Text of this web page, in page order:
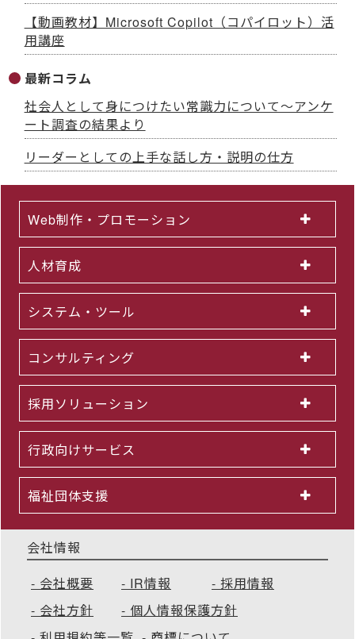
【動画教材】Microsoft Copilot（コパイロット）活
用講座
最新コラム
社会人として身につけたい常識力について～アンケ
ート調査の結果より
リーダーとしての上手な話し方・説明の仕方
Web制作・プロモーション
人材育成
システム・ツール
コンサルティング
採用ソリューション
行政向けサービス
福祉団体支援
会社情報
会社概要
IR情報
採用情報
会社方針
個人情報保護方針